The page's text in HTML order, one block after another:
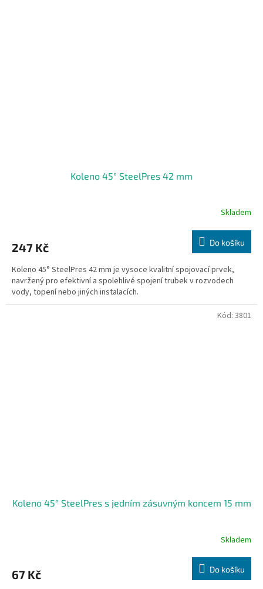
Koleno 45° SteelPres 42 mm
Skladem
247 Kč Do košíku
Koleno 45° SteelPres 42 mm je vysoce kvalitní spojovací prvek,
navržený pro efektivní a spolehlivé spojení trubek v rozvodech
vody, topení nebo jiných instalacích.
Koleno 45° SteelPres s jedním zásuvným koncem 15 mm
Skladem
67 Kč Do košíku
Kód: 3801